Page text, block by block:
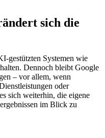
sich die
gestützten Systemen wie
Dennoch bleibt Google
– vor allem, wenn
oder
sich weiterhin, die eigene
im Blick zu